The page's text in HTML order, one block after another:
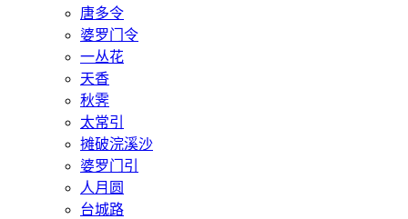
唐多令
婆罗门令
一丛花
天香
秋霁
太常引
摊破浣溪沙
婆罗门引
人月圆
台城路